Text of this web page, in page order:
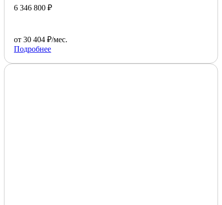
6 346 800 ₽
от 30 404 ₽/мес.
Подробнее